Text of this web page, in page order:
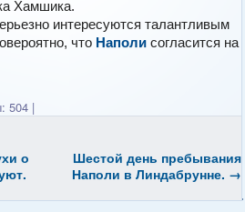
Хaмшика.
интересуются талантливым
что Наполи согласится на
504 |
о
Шестой день пребывания
Наполи в Линдабрунне. →